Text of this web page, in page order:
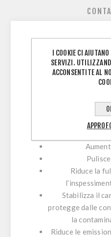
Contiene Slick
Riduce il
Migliora la
Riduce la
Stabilizza il
protegge dalle
la
Riduce le
I COOKIE CI
SERVIZI.
ACCONSENTITE AL